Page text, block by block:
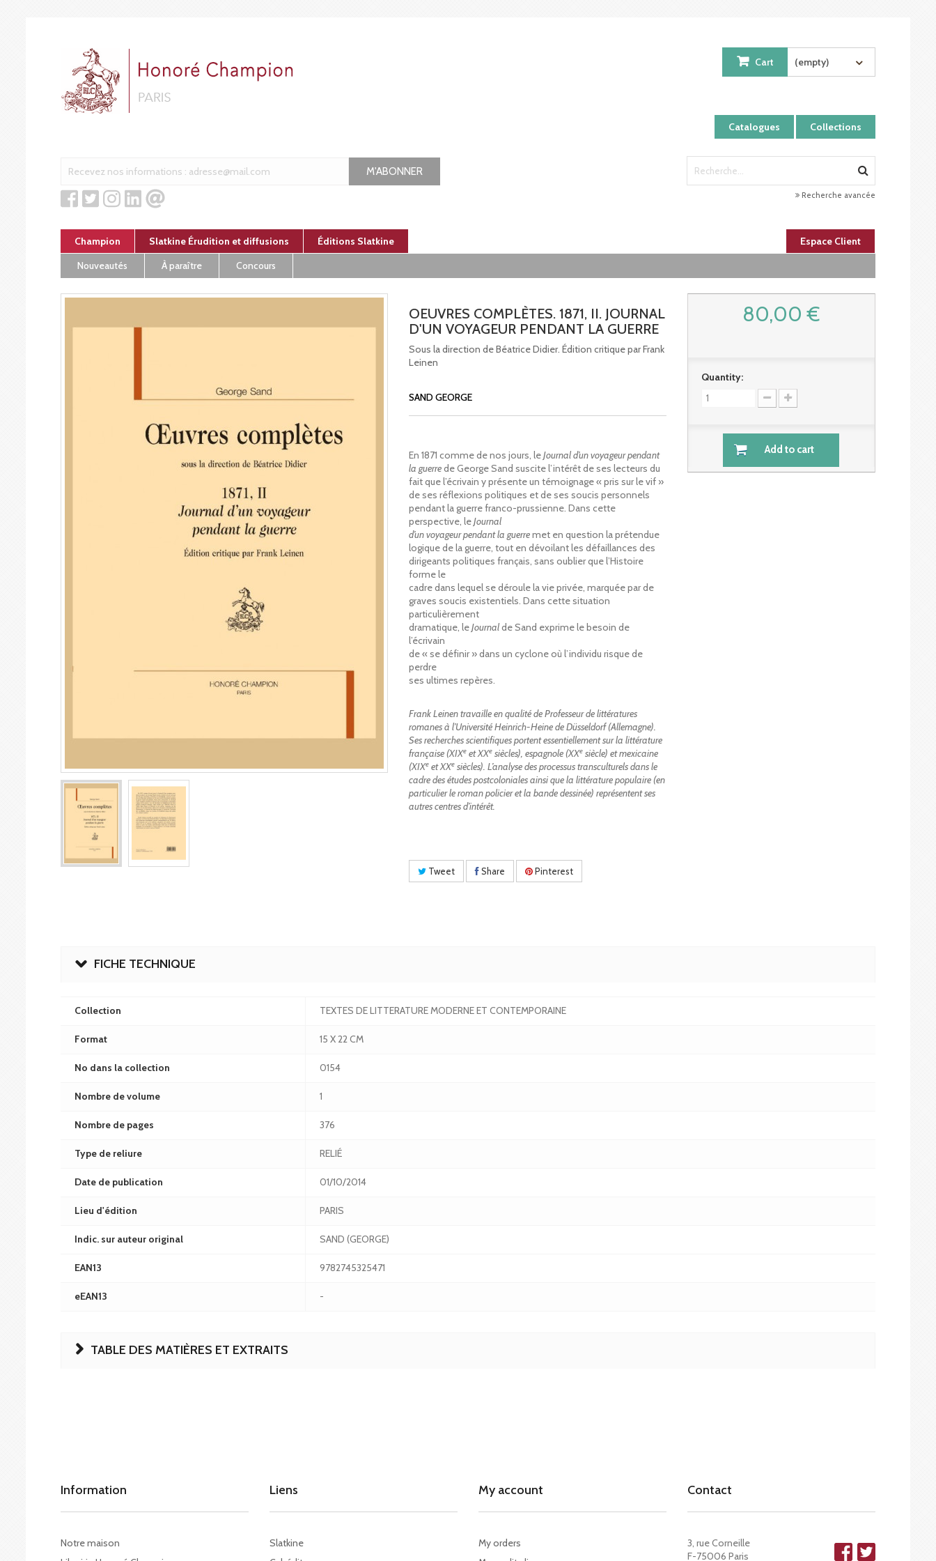
Catalogues Collections
Cart (empty)
M'ABONNER
Recherche avancée
Champion Slatkine Érudition et diffusions Éditions Slatkine
Espace Client
Nouveautés
À paraître Concours
OEUVRES COMPLÈTES. 1871, II. JOURNAL
D'UN VOYAGEUR PENDANT LA GUERRE
Sous la direction de Béatrice Didier. Édition critique par Frank
Leinen
SAND GEORGE
En 1871 comme de nos jours, leJournal d’un voyageur pendant
la guerrede George Sand suscite l’intérêt de ses lecteurs du
fait que l’écrivain y présente un témoignage « pris sur le vif »
de ses réflexions politiques et de ses soucis personnels
pendant la guerre franco-prussienne. Dans cette
perspective, leJournal
d’un voyageur pendant la guerremet en question la prétendue
logique de la guerre, tout en dévoilant les défaillances des
dirigeants politiques français, sans oublier que l’Histoire
forme le
cadre dans lequel se déroule la vie privée, marquée par de
graves soucis existentiels. Dans cette situation
particulièrement
dramatique, leJournalde Sand exprime le besoin de
l’écrivain
de « se définir » dans un cyclone où l’individu risque de
perdre
ses ultimes repères.
Frank Leinen travaille en qualité de Professeur de littératures
romanes à l’Université Heinrich-Heine de Düsseldorf (Allemagne).
Ses recherches scientifiques portent essentiellement sur la littérature
française (XIXe et XXe siècles), espagnole (XXe siècle) et mexicaine
(XIXe et XXe siècles). L’analyse des processus transculturelsdans le
cadre des études postcoloniales ainsi que la littératurepopulaire (en
particulier le roman policier et la bande dessinée) représentent ses
autres centres d’intérêt.
Tweet Share Pinterest
80,00 €
Quantity:
Add to cart
FICHE TECHNIQUE
Collection TEXTES DE LITTERATURE MODERNE ET CONTEMPORAINE
Format 15 X 22 CM
No dans la collection 0154
Nombre de volume 1
Nombre de pages 376
Type de reliure RELIÉ
Date de publication 01/10/2014
Lieu d'édition PARIS
Indic. sur auteur original SAND (GEORGE)
EAN13 9782745325471
eEAN13 -
TABLE DES MATIÈRES ET EXTRAITS
Information
Notre maison
Liens
Slatkine
My account
My orders
Contact
3, rue Corneille
F-75006 Paris